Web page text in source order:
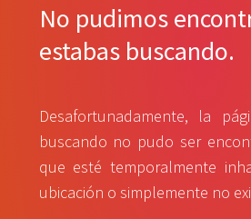
No pudimos
estabas buscando.
Desafortunadamente, la
buscando no pudo ser
que esté temporalmente
ubicación o simplemente no